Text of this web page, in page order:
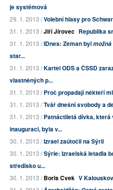
je systémová
29. 1. 2013 /Volební hlasy pro
31. 1. 2013 /Jiří Jírovec Republika
31. 1. 2013 /IDnes: Zeman bylmožná
star...
31. 1. 2013 /Kartel ODS a ČSSD
vlastněných p...
31. 1. 2013 /Proč propadají někteří
31. 1. 2013 /Tvář dnešní svobody a
31. 1. 2013 /Patnáctiletá dívka,
inauguraci, byla v...
30. 1. 2013 /Izrael zaútočil na Sýrii
30. 1. 2013 /Sýrie: Izraelská letadla
středisko u...
30. 1. 2013 /Boris Cvek V